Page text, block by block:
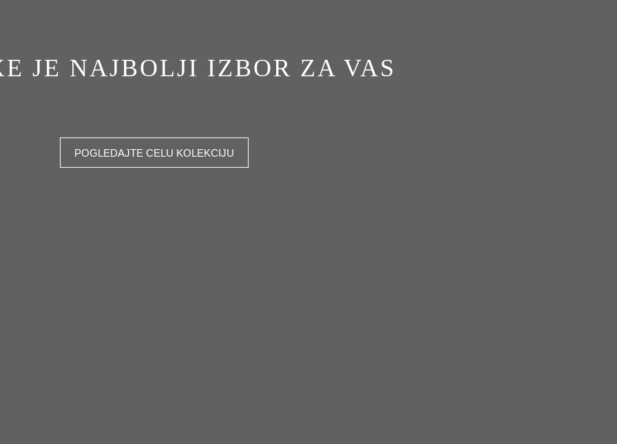
JE NAJBOLJI IZBOR ZA VAS
POGLEDAJTE CELU KOLEKCIJU